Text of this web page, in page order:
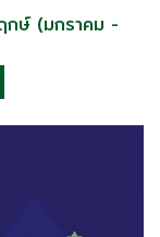
ษ์ (มกราคม -